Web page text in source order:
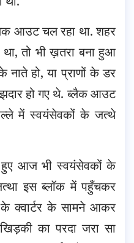
आउट चल रहा था. शहर
तो भी ख़तरा बना हुआ
नाते हो, या प्राणों के डर
हो गए थे. ब्लैक आउट
में स्वयंसेवकों के जत्थे
हुए आज भी स्वयंसेवकों के
इस ब्लॉक में पहुँचकर
क्वार्टर के सामने आकर
का परदा जरा सा